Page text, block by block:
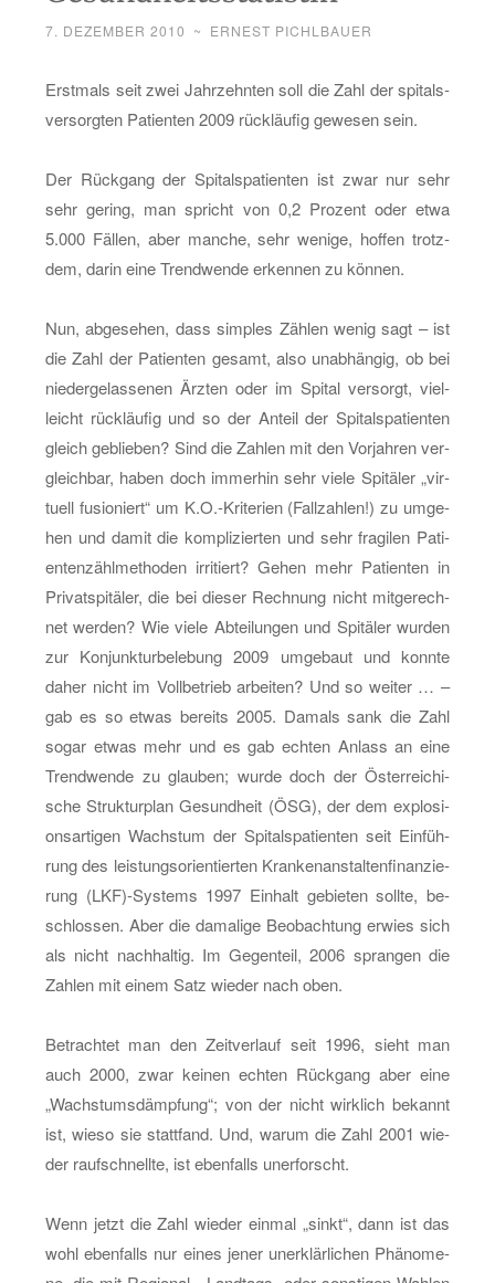
7. DEZEMBER 2010 ~ ERNEST PICHLBAUER
Erst­mals seit zwei Jahr­zehn­ten soll die Zahl der spi­tals­
ver­sorg­ten Pa­ti­en­ten 2009 rück­läu­fig ge­we­sen sein.
Der Rück­gang der Spi­tal­s­pa­ti­en­ten ist zwar nur sehr
sehr ge­ring, man spricht von 0,2 Pro­zent oder etwa
5.000 Fäl­len, aber man­che, sehr we­ni­ge, hof­fen trotz­
dem, darin eine Trend­wen­de er­ken­nen zu kön­nen.
Nun, ab­ge­se­hen, dass sim­ples Zäh­len wenig sagt – ist
die Zahl der Pa­ti­en­ten ge­samt, also un­ab­hän­gig, ob bei
nie­der­ge­las­se­nen Ärz­ten oder im Spi­tal ver­sorgt, viel­
leicht rück­läu­fig und so der An­teil der Spi­tal­s­pa­ti­en­ten
gleich ge­blie­ben? Sind die Zah­len mit den Vor­jah­ren ver­
gleich­bar, haben doch im­mer­hin sehr viele Spi­tä­ler „vir­
tu­ell fu­sio­niert“ um K.O.-Kri­te­ri­en (Fall­zah­len!) zu um­ge­
hen und damit die kom­pli­zier­ten und sehr fra­gi­len Pa­ti­
en­ten­zähl­me­tho­den ir­ri­tiert? Gehen mehr Pa­ti­en­ten in
Pri­vat­spi­tä­ler, die bei die­ser Rech­nung nicht mit­ge­rech­
net wer­den? Wie viele Ab­tei­lun­gen und Spi­tä­ler wur­den
zur Kon­junk­tur­be­le­bung 2009 um­ge­baut und konn­te
daher nicht im Voll­be­trieb ar­bei­ten? Und so wei­ter … –
gab es so etwas be­reits 2005. Da­mals sank die Zahl
sogar etwas mehr und es gab ech­ten An­lass an eine
Trend­wen­de zu glau­ben; wurde doch der Ös­ter­rei­chi­
sche Struk­tur­plan Ge­sund­heit (ÖSG), der dem ex­plo­si­
ons­ar­ti­gen Wachs­tum der Spi­tal­s­pa­ti­en­ten seit Ein­füh­
rung des leis­tungs­ori­en­tier­ten Kran­ken­an­stal­ten­fi­nan­zie­
rung (LKF)-Sys­tems 1997 Ein­halt ge­bie­ten soll­te, be­
schlos­sen. Aber die da­ma­li­ge Be­ob­ach­tung er­wies sich
als nicht nach­hal­tig. Im Ge­gen­teil, 2006 spran­gen die
Zah­len mit einem Satz wie­der nach oben.
Be­trach­tet man den Zeit­ver­lauf seit 1996, sieht man
auch 2000, zwar kei­nen ech­ten Rück­gang aber eine
„Wachs­tums­dämp­fung“; von der nicht wirk­lich be­kannt
ist, wieso sie statt­fand. Und, warum die Zahl 2001 wie­
der rauf­schnell­te, ist eben­falls un­er­forscht.
Wenn jetzt die Zahl wie­der ein­mal „sinkt“, dann ist das
wohl eben­falls nur eines jener un­er­klär­li­chen Phä­no­me­